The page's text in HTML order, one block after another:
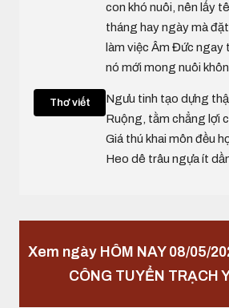
con khó nuôi, nên lấy
tháng hay ngày mà
làm việc Âm Đức
nó mới mong nuôi
Thơ viết
Ngưu tinh tạo dựng
Ruộng, tằm chẳng lợi
Giá thú khai môn đều
Heo dê trâu ngựa ít
Xem ngày HÔM NAY 08/05/
CÔNG TUYỂN TRẠCH